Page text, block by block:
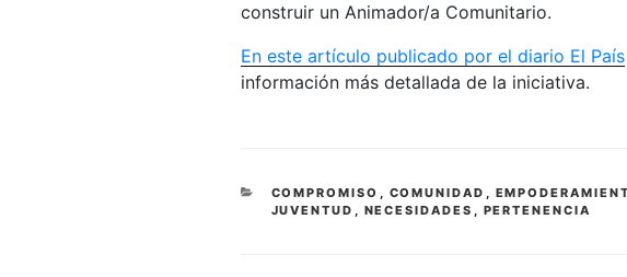
construir un Animador/a Comunitario.
En este artículo publicado por el diario El País
información más detallada de la iniciativa.
CATEGORÍAS
COMPROMISO , COMUNIDAD ,
JUVENTUD , NECESIDADES , PERTENENCIA